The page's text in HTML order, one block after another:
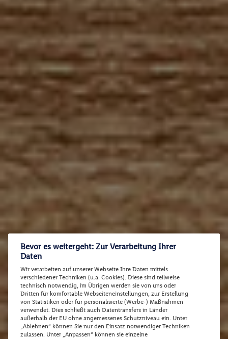
Bevor es weitergeht: Zur Verarbeitung Ihrer
Daten
Wir verarbeiten auf unserer Webseite Ihre Daten mittels
verschiedener Techniken (u.a. Cookies). Diese sind teilweise
technisch notwendig, im Übrigen werden sie von uns oder
Dritten für komfortable Webseiteneinstellungen, zur Erstellung
von Statistiken oder für personalisierte (Werbe-) Maßnahmen
verwendet. Dies schließt auch Datentransfers in Länder
außerhalb der EU ohne angemessenes Schutzniveau ein. Unter
„Ablehnen“ können Sie nur den Einsatz notwendiger Techniken
zulassen. Unter „Anpassen“ können sie einzelne